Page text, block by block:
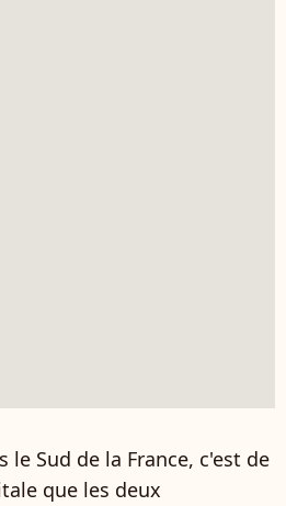
le Sud de la France, c'est de
que les deux